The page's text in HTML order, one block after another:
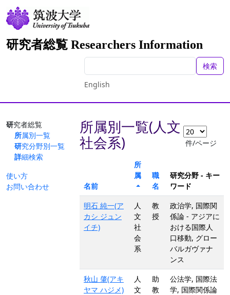
研究者総覧 Researchers Information
検索
English
研究者総覧
所属別一覧
研究分野別一覧
詳細検索
使い方
お問い合わせ
所属別一覧(人文
社会系)
件/ページ
名前
所
属
職
名
研究分野 - キー
ワード
明石 純一(ア
カシ ジュン
イチ)
人
文
社
会
系
教
授
政治学, 国際関
係論 - アジアに
おける国際人
口移動, グロー
バルガヴァナ
ンス
秋山 肇(アキ
ヤマ ハジメ)
人
文
助
教
公法学, 国際法
学, 国際関係論